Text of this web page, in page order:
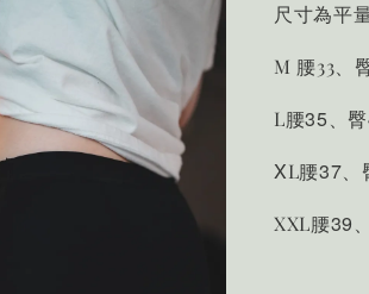
尺寸為平
M 腰33、
L腰35、
XL腰37、
XXL腰39